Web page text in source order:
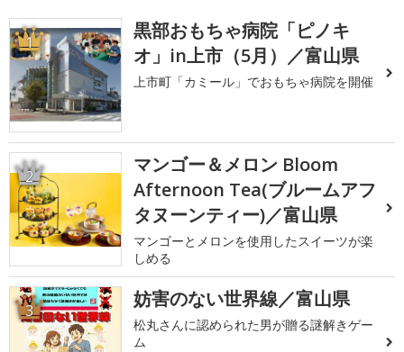
1
黒部おもちゃ病院「ピノキ
オ」in上市（5月）／富山県
上市町「カミール」でおもちゃ病院を開催
2
マンゴー＆メロン Bloom
Afternoon Tea(ブルームアフ
タヌーンティー)／富山県
マンゴーとメロンを使用したスイーツが楽
しめる
3 妨害のない世界線／富山県
松丸さんに認められた男が贈る謎解きゲー
ム